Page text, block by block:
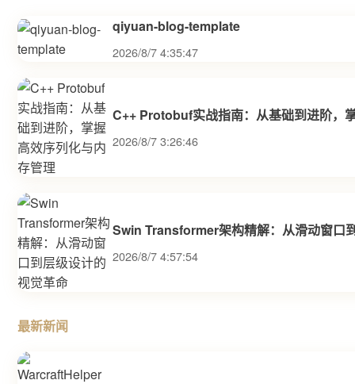
qiyuan-blog-template
2026/8/7 4:35:47
C++ Protobuf实战指南：从基础到进阶，
2026/8/7 3:26:46
Swin Transformer架构精解：从滑动窗口
2026/8/7 4:57:54
最新新闻